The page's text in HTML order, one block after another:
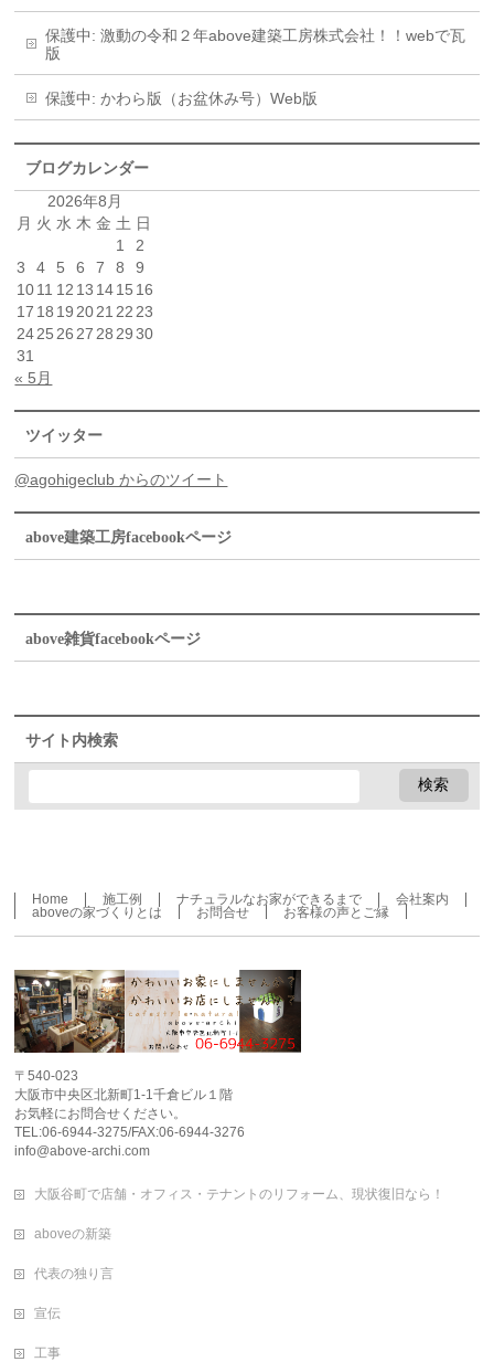
保護中: 激動の令和２年above建築工房株式会社！！webで瓦
版
保護中: かわら版（お盆休み号）Web版
ブログカレンダー
2026年8月
月 火 水 木 金 土 日
1
2
3
4 5 6 7 8
9
1011 12 13 1415 16
17 18 19 2021 22 23
2425 26 27 28 29 30
31
« 5月
ツイッター
@agohigeclub からのツイート
above建築工房facebookページ
above雑貨facebookページ
サイト内検索
Home 施工例 ナチュラルなお家ができるまで
会社案内
aboveの家づくりとは
お問合せ お客様の声とご縁
〒540-023
大阪市中央区北新町1-1千倉ビル１階
お気軽にお問合せください。
TEL:06-6944-3275/FAX:06-6944-3276
info@above-archi.com
大阪谷町で店舗・オフィス・テナントのリフォーム、現状復旧なら！
aboveの新築
代表の独り言
宣伝
工事